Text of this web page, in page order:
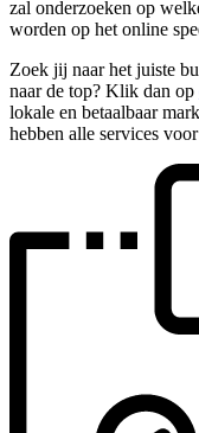
zal onderzoeken op
worden op het online
Zoek jij naar het juiste
naar de top? Klik dan op
lokale en betaalbaar
hebben alle services